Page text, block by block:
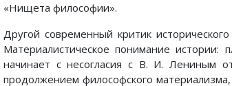
«Нищета философии».
Другой современный критик
Материалистическое понимание
начинает с несогласия с В. И. Лениным
продолжением философского